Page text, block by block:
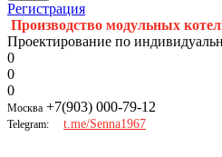
Регистрация
Производство модульных
Проектирование по
0
0
0
Москва +7(903) 000-79-12
Telegram: t.me/Senna1967